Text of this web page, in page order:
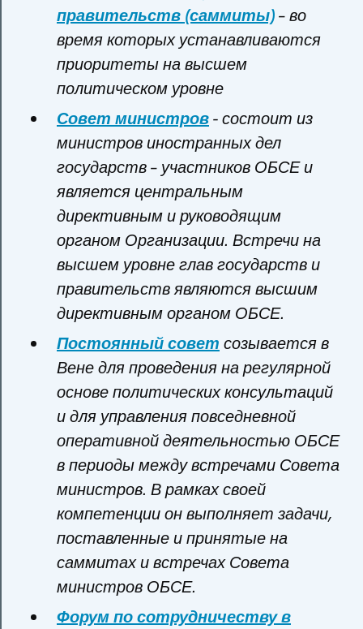
правительств (саммиты)– во
время которых устанавливаются
приоритеты на высшем
политическом уровне
Совет министров- состоит из
министров иностранных дел
государств – участников ОБСЕ и
является центральным
директивным и руководящим
органом Организации. Встречи на
высшем уровне глав государств и
правительств являются высшим
директивным органом ОБСЕ.
Постоянный совет созывается в
Вене для проведения на регулярной
основе политических консультаций
и для управления повседневной
оперативной деятельностью ОБСЕ
в периоды между встречами Совета
министров. В рамках своей
компетенции он выполняет задачи,
поставленные и принятые на
саммитах и встречах Совета
министров ОБСЕ.
Форум по сотрудничеству в